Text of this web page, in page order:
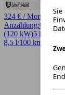
324 € / Monat
Anzahlung:0,00 €
(120 kW)5 km EZ
8,5 l/100 km